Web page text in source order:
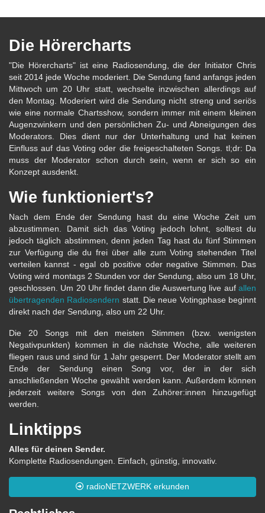
Die Hörercharts
"Die Hörercharts" ist eine Radiosendung, die der Initiator Chris
seit 2014 jede Woche moderiert. Die Sendung fand anfangs jeden
Mittwoch um 20 Uhr statt, wechselte inzwischen allerdings auf
den Montag. Moderiert wird die Sendung nicht streng und seriös
wie eine normale Chartsshow, sondern immer mit einem kleinen
Augenzwinkern und den persönlichen Zu- und Abneigungen des
Moderators. Dies dient nur der Unterhaltung und hat keinen
Einfluss auf das Voting oder die freigeschalteten Songs. tl;dr: Da
muss der Moderator schon durch sein, wenn er sich so ein
Konzept ausdenkt.
Wie funktioniert's?
Nach dem Ende der Sendung hast du eine Woche Zeit um
abzustimmen. Damit sich das Voting jedoch lohnt, solltest du
jedoch täglich abstimmen, denn jeden Tag hast du fünf Stimmen
zur Verfügung die du frei über alle zum Voting stehenden Titel
verteilen kannst - egal ob positive oder negative Stimmen. Das
Voting wird montags 2 Stunden vor der Sendung, also um 18 Uhr,
geschlossen. Um 20 Uhr findet dann die Auswertung live auf allen
übertragenden Radiosendern statt. Die neue Votingphase beginnt
direkt nach der Sendung, also um 22 Uhr.
Die 20 Songs mit den meisten Stimmen (bzw. wenigsten
Negativpunkten) kommen in die nächste Woche, alle weiteren
fliegen raus und sind für 1 Jahr gesperrt. Der Moderator stellt am
Ende der Sendung einen Song vor, der in der sich
anschließenden Woche gewählt werden kann. Außerdem können
jederzeit weitere Songs von den Zuhörer:innen hinzugefügt
werden.
Linktipps
Alles für deinen Sender.
Komplette Radiosendungen. Einfach, günstig, innovativ.
radioNETZWERK erkunden